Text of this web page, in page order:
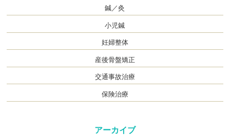
鍼／灸
小児鍼
妊婦整体
産後骨盤矯正
交通事故治療
保険治療
アーカイブ